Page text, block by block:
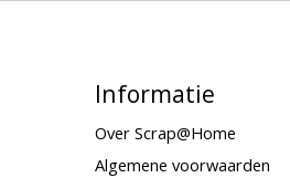
Informatie
Over Scrap@Home
Algemene voorwaarden